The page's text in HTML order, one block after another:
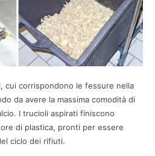
cui corrispondono le fessure nella
da avere la massima comodità di
I trucioli aspirati finiscono
di plastica, pronti per essere
ciclo dei rifiuti.